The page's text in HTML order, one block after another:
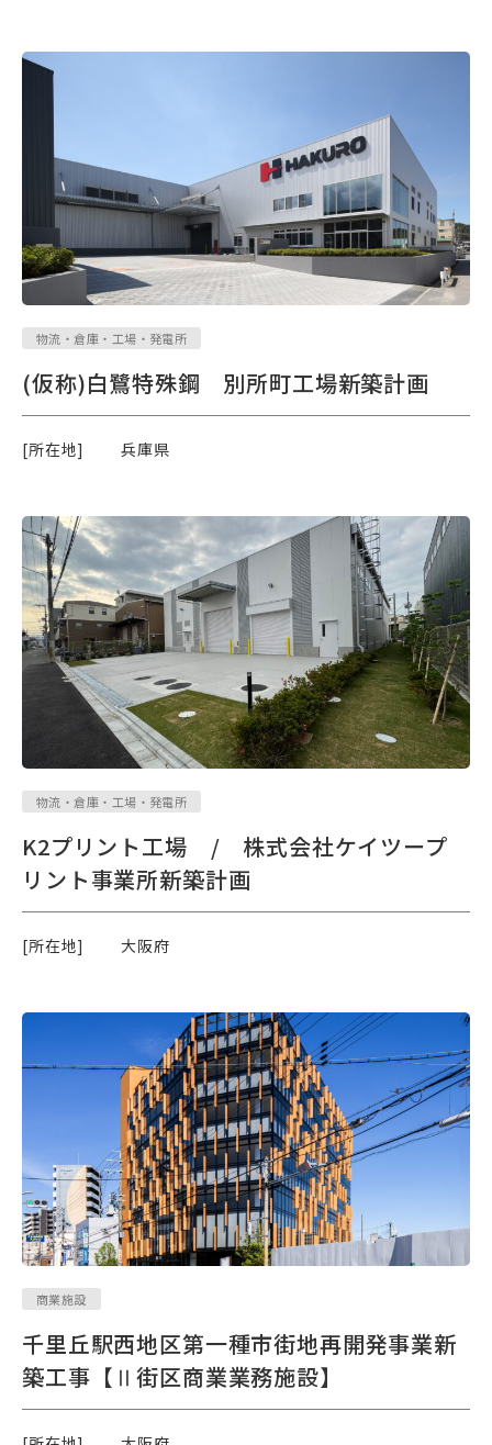
物流・倉庫・工場・発電所
(仮称)白鷺特殊鋼 別所町工場新築計画
[所在地] 兵庫県
物流・倉庫・工場・発電所
K2プリント工場 / 株式会社ケイツープ
リント事業所新築計画
[所在地] 大阪府
商業施設
千里丘駅西地区第一種市街地再開発事業新
築工事【Ⅱ街区商業業務施設】